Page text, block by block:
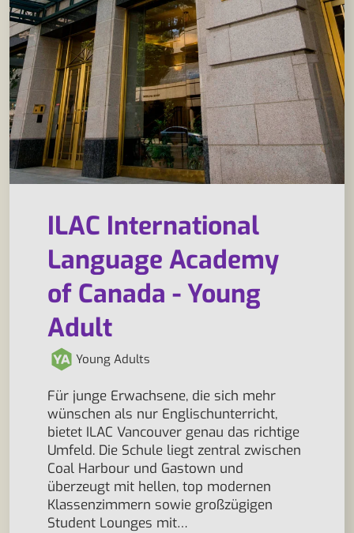
ILAC International
Language Academy
of Canada - Young
Adult
Young Adults
Für junge Erwachsene, die sich mehr
wünschen als nur Englischunterricht,
bietet ILAC Vancouver genau das richtige
Umfeld. Die Schule liegt zentral zwischen
Coal Harbour und Gastown und
überzeugt mit hellen, top modernen
Klassenzimmern sowie großzügigen
Student Lounges mit…